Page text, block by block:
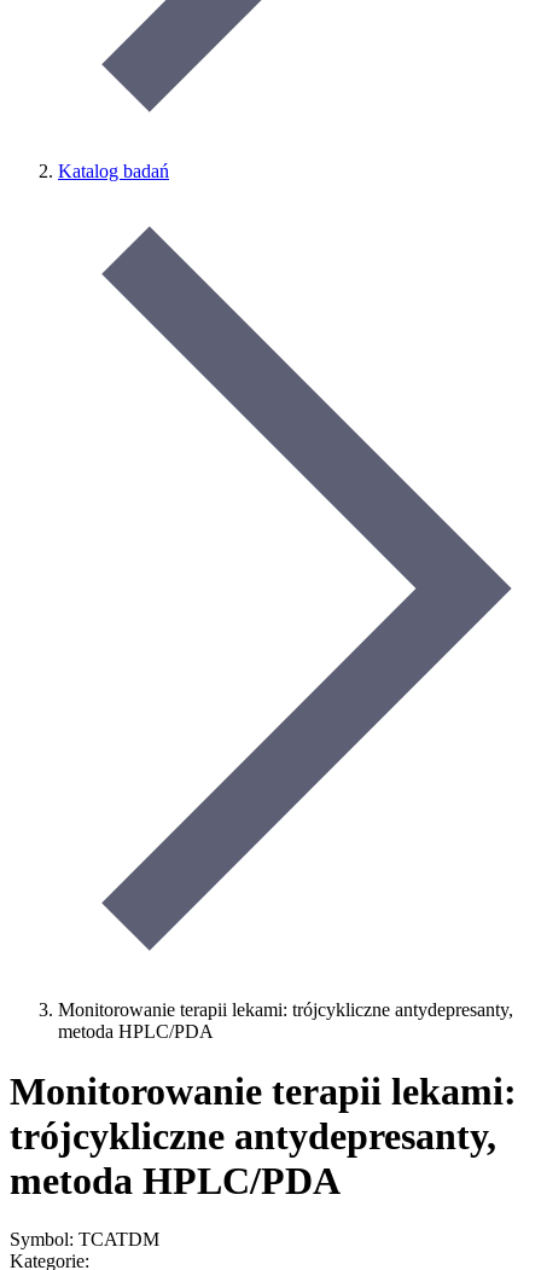
Katalog badań
Monitorowanie terapii lekami: trójcykliczne antydepresanty,
metoda HPLC/PDA
Monitorowanie terapii lekami:
trójcykliczne antydepresanty,
metoda HPLC/PDA
Symbol: TCATDM
Kategorie: